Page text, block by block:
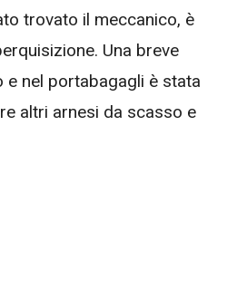
trovato il meccanico, è
Una breve
e nel portabagagli è stata
altri arnesi da scasso e